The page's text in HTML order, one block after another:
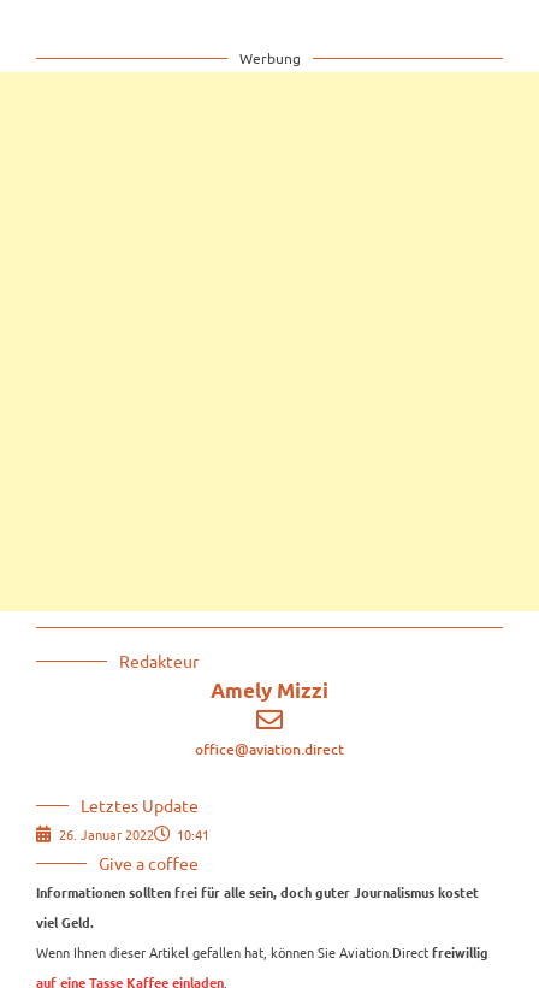
Redakteur
Amely Mizzi
office@aviation.direct
Letztes Update
26. Januar 2022 10:41
Give a coffee
Informationen sollten frei für alle sein, doch guter Journalismus kostet
viel Geld.
Wenn Ihnen dieser Artikel gefallen hat, können Sie Aviation.Direct freiwillig
auf eine Tasse Kaffee einladen.
Werbung